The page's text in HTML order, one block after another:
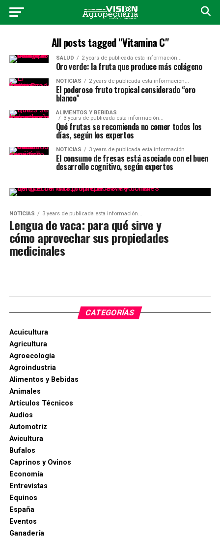
All posts tagged "Vitamina C"
SALUD 2 years de publicada esta información...
Oro verde: la fruta que produce más colágeno
NOTICIAS 2 years de publicada esta información...
El poderoso fruto tropical considerado “oro
blanco”
ALIMENTOS Y BEBIDAS
3 years de publicada esta información...
Qué frutas se recomienda no comer todos los
días, según los expertos
NOTICIAS 3 years de publicada esta información...
El consumo de fresas está asociado con el buen
desarrollo cognitivo, según expertos
NOTICIAS 3 years de publicada esta información...
Lengua de vaca: para qué sirve y
cómo aprovechar sus propiedades
medicinales
CATEGORÍAS
Acuicultura
Agricultura
Agroecología
Agroindustria
Alimentos y Bebidas
Animales
Artículos Técnicos
Audios
Automotriz
Avicultura
Bufalos
Caprinos y Ovinos
Economía
Entrevistas
Equinos
España
Eventos
Ganadería